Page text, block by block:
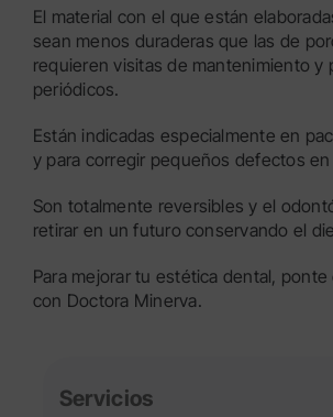
El material con el que están
sean menos duraderas que las de
requieren visitas de mantenimiento y
periódicos.
Están indicadas especialmente en
y para corregir pequeños defectos en
Son totalmente reversibles y el
retirar en un futuro conservando el
Para mejorar tu estética dental,
con Doctora Minerva.
Servicios